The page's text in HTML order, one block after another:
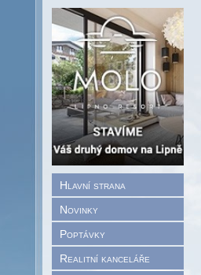
Hlavní strana
Novinky
Poptávky
Realitní kanceláře